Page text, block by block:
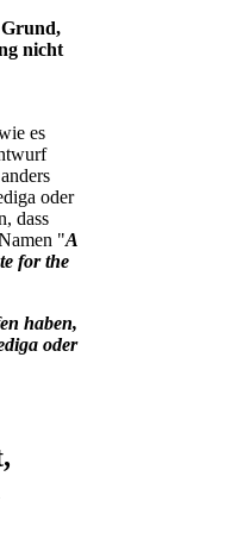
Grund,
nicht
es
oder
dass
"A
for the
haben,
oder